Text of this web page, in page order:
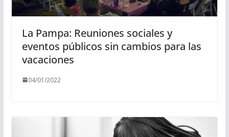
La Pampa: Reuniones sociales y
eventos públicos sin cambios para las
vacaciones
04/01/2022